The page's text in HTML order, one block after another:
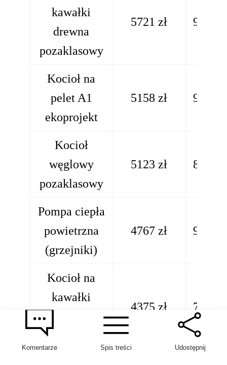
kawałki
drewna
pozaklasowy
5721 zł 997 zł
Kocioł na
pelet A1
ekoprojekt
5158 zł 904 zł
Kocioł
węglowy
pozaklasowy
5123 zł 893 zł
Pompa ciepła
powietrzna
(grzejniki)
4767 zł 971 zł
Kocioł na
kawałki
ekoprojekt
4375 zł 767 zł
Komentarze Spis treści Udostępnij